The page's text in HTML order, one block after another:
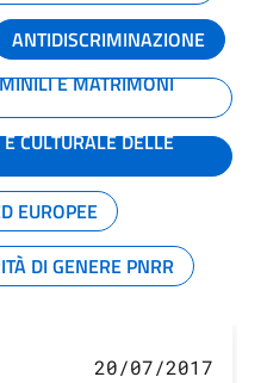
ANTIDISCRIMINAZIONE
E MATRIMONI
CULTURALE DELLE
EUROPEE
DI GENERE PNRR
20/07/2017